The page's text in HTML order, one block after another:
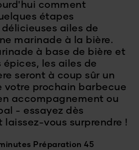
comment
étapes
ailes de
marinade à la bière.
à base de bière et
les ailes de
seront à coup sûr un
votre prochain barbecue
accompagnement ou
- essayez dès
vous surprendre !
Préparation 45